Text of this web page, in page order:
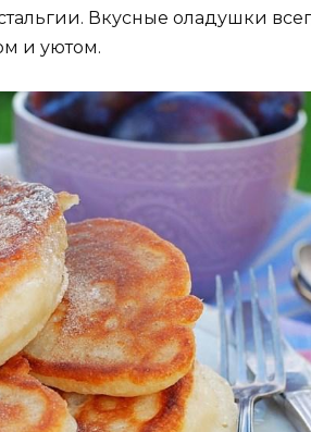
Вкусные оладушки
и уютом.